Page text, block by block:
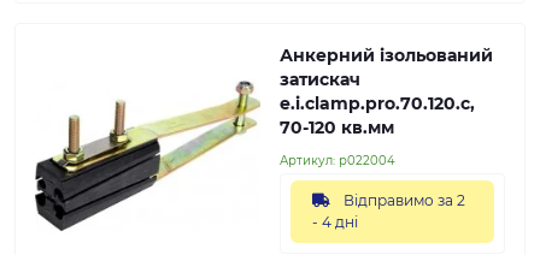
Анкерний ізольований
затискач
e.i.clamp.pro.70.120.c,
70-120 кв.мм
Артикул: p022004
Відправимо за 2
- 4 дні